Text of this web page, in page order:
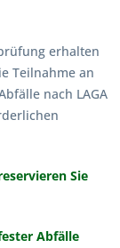
erhalten
Teilnahme an
nach LAGA
Sie
Abfälle